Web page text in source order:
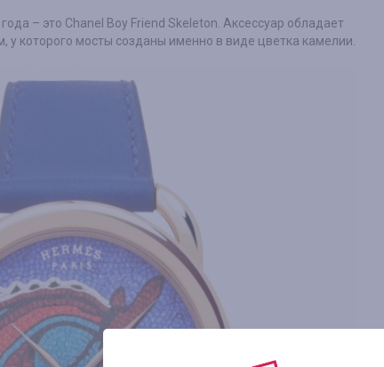
– это Chanel Boy Friend Skeleton. Аксессуар обладает
у которого мосты созданы именно в виде цветка камелии.